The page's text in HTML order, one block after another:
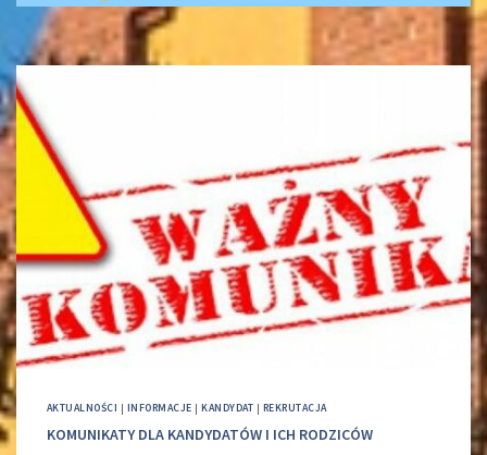
AKTUALNOŚCI | INFORMACJE |KANDYDAT | REKRUTACJA
KOMUNIKATY DLA KANDYDATÓW I ICH RODZICÓW